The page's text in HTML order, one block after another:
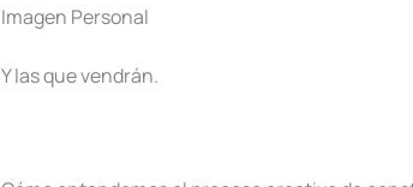
Imagen Personal
Y las que vendrán.